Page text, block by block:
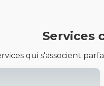
Services
qui s'associent